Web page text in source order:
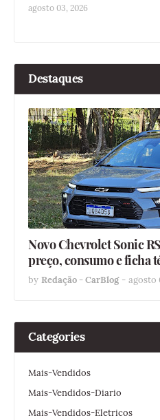
agosto 03, 2026
Destaques
Novo Chevrolet Sonic
preço, consumo e ficha
by Redação - CarBlog - agosto
Categories
Mais-Vendidos
Mais-Vendidos-Diario
Mais-Vendidos-Eletricos